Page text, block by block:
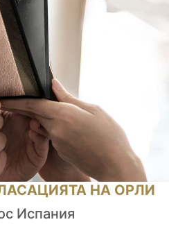
НА ОРЛИ
Испания